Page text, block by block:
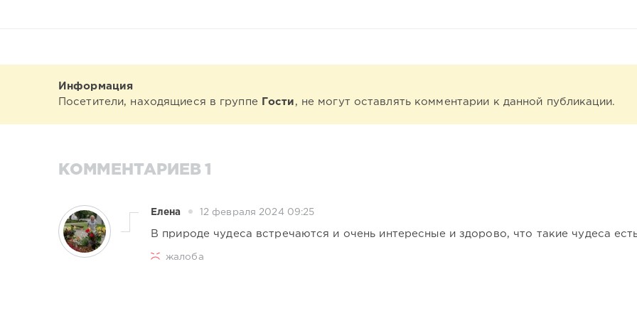
Информация
Посетители, находящиеся в группе
Гости , не могут оставлять комментарии к данной публикации.
КОММЕНТАРИЕВ 1
Елена 12 февраля 2024 09:25
В природе чудеса встречаются и очень интересные и здорово, что такие чудеса
жалоба